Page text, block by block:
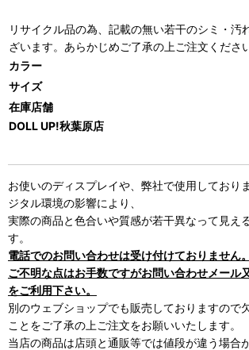
リサイクル品の為、記載の無い若干のシミ・汚
ざいます。あらかじめご了承の上ご注文くださ
カラー
サイズ
在庫店舗
DOLL UP!秋葉原店
お使いのディスプレイや、弊社で使用しており
ジタル環境の影響により、
実際の商品と色合いや質感が若干異なって見え
す。
電話でのお問い合わせは受け付けておりません。
ご不明な点はお手数ですがお問い合わせメール
をご利用下さい。
別のウェブショップでも販売しておりますので
ことをご了承の上ご注文をお願いいたします。
当店の商品は店頭と通販等では値段が違う場合